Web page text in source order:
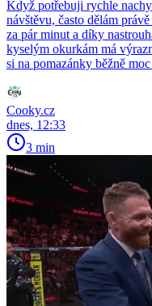
Když potřebuji rychle
návštěvu, často dělám
za pár minut a díky
kyselým okurkám má
si na pomazánky běžně
Cooky.cz
dnes, 12:33
3 min